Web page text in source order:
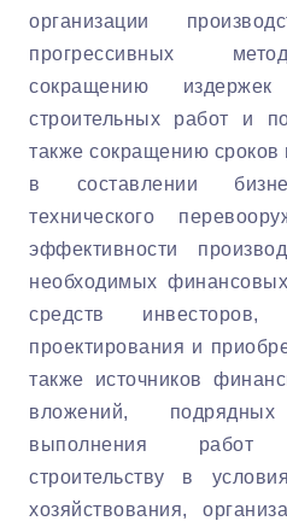
организации
прогрессивных
сокращению
строительных работ и
также сокращению сроков
в составлении
технического
эффективности
необходимых
средств инвесторов,
проектирования и
также источников
вложений,
выполнения работ
строительству в
хозяйствования,